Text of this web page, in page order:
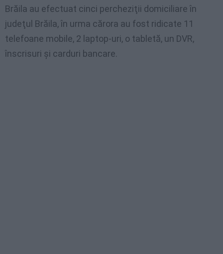
Brăila au efectuat cinci percheziţii domiciliare în
judeţul Brăila, în urma cărora au fost ridicate 11
telefoane mobile, 2 laptop-uri, o tabletă, un DVR,
înscrisuri şi carduri bancare.